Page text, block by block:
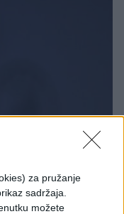
za pružanje
sadržaja.
možete